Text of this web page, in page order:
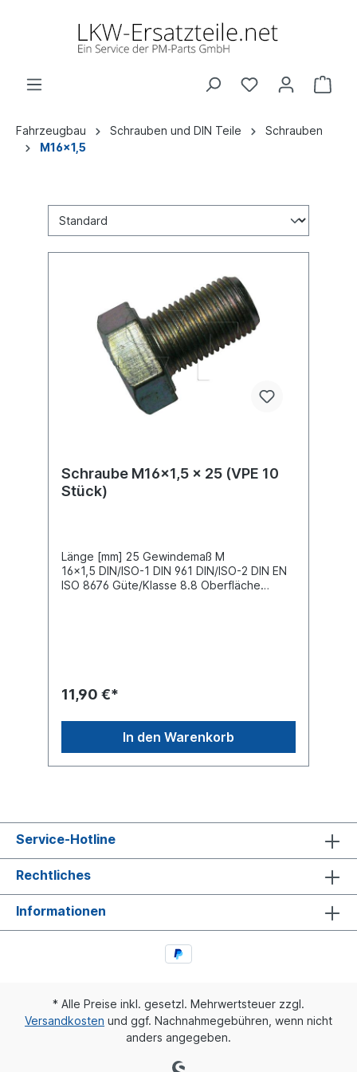
Fahrzeugbau Schrauben und DIN Teile
Schrauben
M16x1,5
Schraube M16x1,5 x 25 (VPE 10
Stück)
Länge [mm] 25 Gewindemaß M
16x1,5 DIN/ISO-1 DIN 961 DIN/ISO-2 DIN EN
ISO 8676 Güte/Klasse 8.8 Oberfläche
11,90 €*
In den Warenkorb
Service-Hotline
Rechtliches
Informationen
* Alle Preise inkl. gesetzl. Mehrwertsteuer zzgl.
Versandkosten und ggf. Nachnahmegebühren, wenn nicht
anders angegeben.